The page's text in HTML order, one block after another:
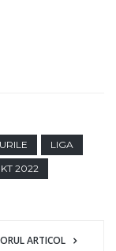
LIGA
2022
ARTICOL